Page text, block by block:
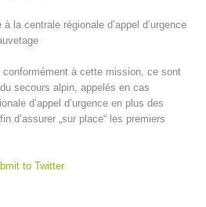
la centrale régionale d’appel d’urgence
à cette mission, ce sont
secours alpin, appelés en cas
d’appel d’urgence en plus des
d’assurer „sur place“ les premiers